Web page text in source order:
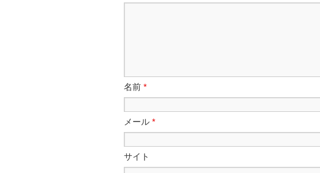
名前 *
メール *
サイト